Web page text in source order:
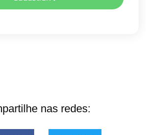
nas redes: